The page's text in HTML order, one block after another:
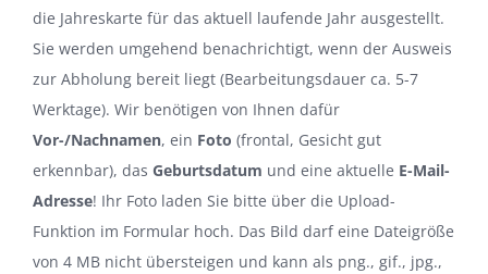
die Jahreskarte für das aktuell laufende Jahr ausgestellt.
Sie werden umgehend benachrichtigt, wenn der Ausweis
zur Abholung bereit liegt (Bearbeitungsdauer ca. 5-7
Werktage). Wir benötigen von Ihnen dafür
Vor-/Nachnamen, ein Foto (frontal, Gesicht gut
erkennbar), das Geburtsdatum und eine aktuelle E-Mail-
Adresse! Ihr Foto laden Sie bitte über die Upload-
Funktion im Formular hoch. Das Bild darf eine Dateigröße
von 4 MB nicht übersteigen und kann als png., gif., jpg.,